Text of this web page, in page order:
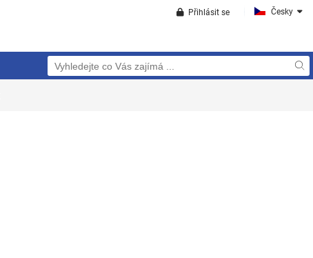
Česky
Přihlásit se